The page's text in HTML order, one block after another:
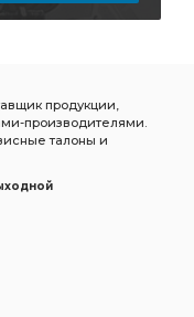
продукции,
производителями.
талоны и